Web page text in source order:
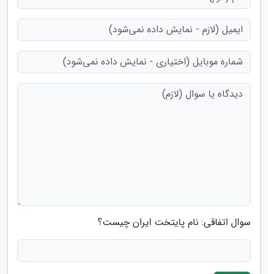
سوال اتفاقی: نام پایتخت ایران چیست؟